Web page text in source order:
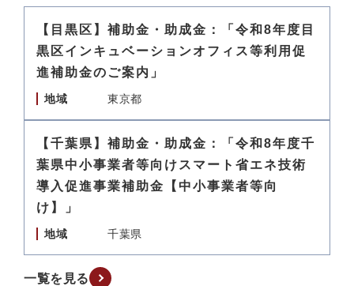
【目黒区】補助金・助成金：「令和8年度目
黒区インキュベーションオフィス等利用促
進補助金のご案内」
地域 東京都
【千葉県】補助金・助成金：「令和8年度千
葉県中小事業者等向けスマート省エネ技術
導入促進事業補助金【中小事業者等向
け】」
地域 千葉県
一覧を見る